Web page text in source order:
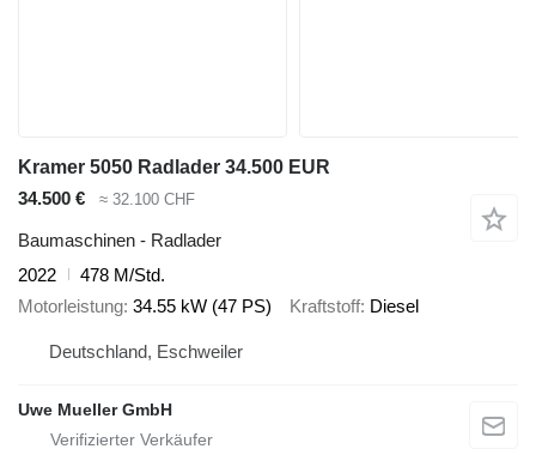
Kramer 5050 Radlader 34.500 EUR
34.500 €
≈ 32.100 CHF
Baumaschinen - Radlader
2022
478 M/Std.
Motorleistung 34.55 kW (47 PS) Kraftstoff Diesel
Deutschland, Eschweiler
Uwe Mueller GmbH